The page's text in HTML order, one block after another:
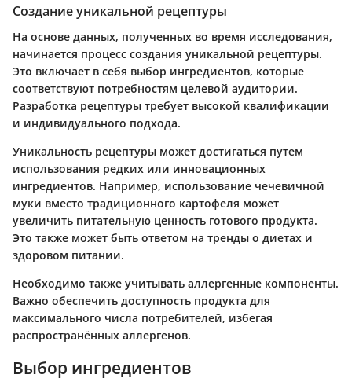
Создание уникальной рецептуры
На основе данных, полученных во время исследования,
начинается процесс создания уникальной рецептуры.
Это включает в себя выбор ингредиентов, которые
соответствуют потребностям целевой аудитории.
Разработка рецептуры требует высокой квалификации
и индивидуального подхода.
Уникальность рецептуры может достигаться путем
использования редких или инновационных
ингредиентов. Например, использование чечевичной
муки вместо традиционного картофеля может
увеличить питательную ценность готового продукта.
Это также может быть ответом на тренды о диетах и
здоровом питании.
Необходимо также учитывать аллергенные компоненты.
Важно обеспечить доступность продукта для
максимального числа потребителей, избегая
распространённых аллергенов.
Выбор ингредиентов